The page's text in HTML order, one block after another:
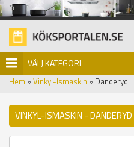
VÄLJ KATEGORI
Hem »Vinkyl-Ismaskin » Danderyd
VINKYL-ISMASKIN - DANDERYD